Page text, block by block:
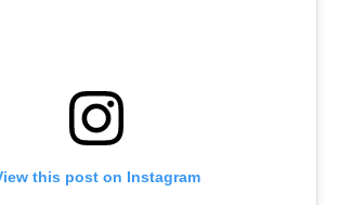
this post on Instagram